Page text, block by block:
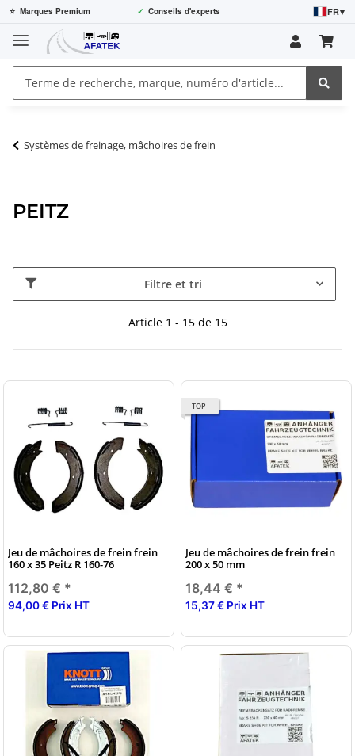
⭐ Marques Premium ✓ Conseils d'experts FR▾
Systèmes de freinage, mâchoires de frein
PEITZ
Filtre et tri
Article 1 - 15 de 15
Jeu de mâchoires de frein frein
160 x 35 Peitz R 160-76
112,80 € *
94,00 € Prix HT
TOP
Jeu de mâchoires de frein frein
200 x 50 mm
18,44 € *
15,37 € Prix HT